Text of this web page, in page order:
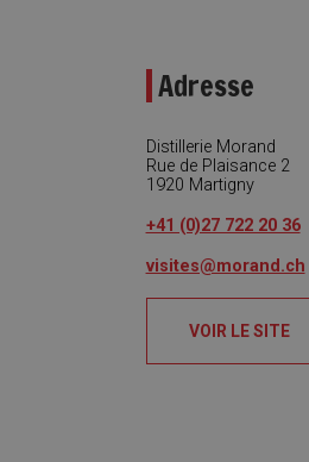
Adresse
Distillerie Morand
Rue de Plaisance 2
1920 Martigny
+41 (0)27 722 20 36
visites@morand.ch
VOIR LE SITE